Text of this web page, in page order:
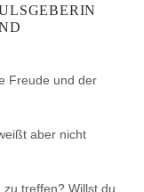
Freude und der
aber nicht
treffen? Willst du